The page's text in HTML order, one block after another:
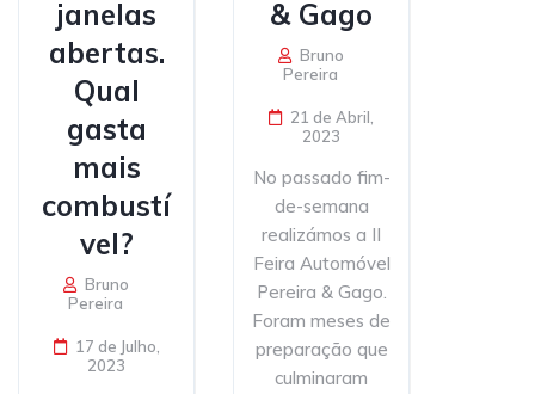
janelas
abertas.
Qual
gasta
mais
combustí
vel?
Bruno
Pereira
17 de Julho,
2023
& Gago
Bruno
Pereira
21 de Abril,
2023
No passado fim-
de-semana
realizámos a II
Feira Automóvel
Pereira & Gago.
Foram meses de
preparação que
culminaram